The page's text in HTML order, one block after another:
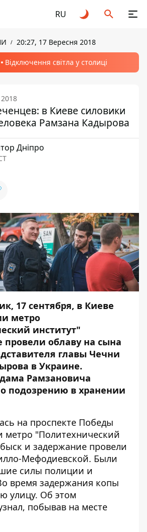
RU
20:27, 17 Вересня 2018
Відключення світла у столиці
в Киеве силовики
Рамзана Кадырова
Дніпро
17 сентября, в Киеве
метро
институт"
провели облаву на сына
главы Чечни
в Украине.
Рамзановича
подозрению в хранении
на проспекте Победы
метро "Политехнический
и задержание провели
Мефодиевской. Были
силы полиции и
время задержания копы
улицу. Об этом
побывав на месте